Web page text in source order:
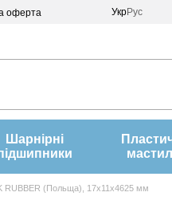
оферта УкрРус
Шарнірні
RUBBER (Польща), 17х11х4625 мм